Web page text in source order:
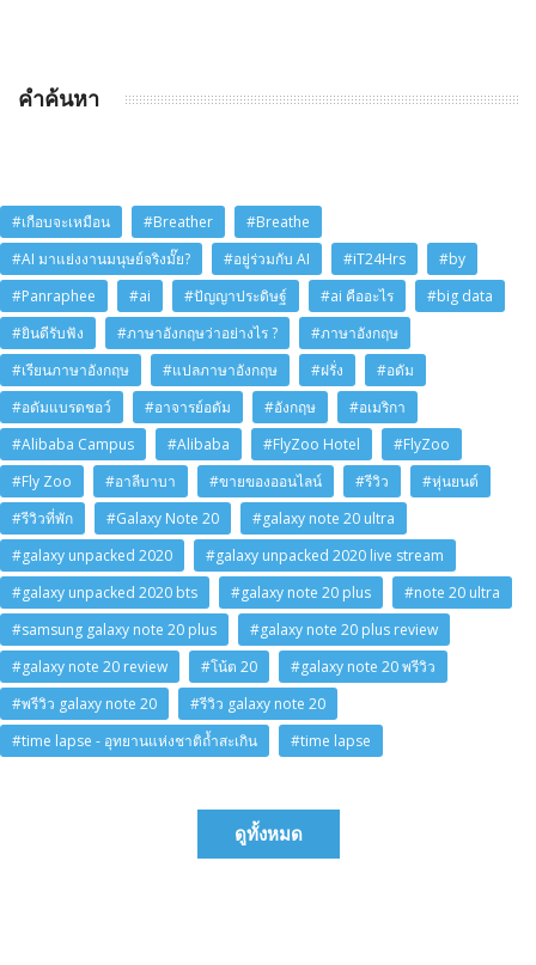
คำค้นหา
#เกือบจะเหมือน #Breather
#Breathe
#AI มาแย่งงานมนุษย์จริงมั๊ย?
#อยู่ร่วมกับ AI #iT24Hrs
#by
#Panraphee
#ai #ปัญญาประดิษฐ์ #ai คืออะไร
#big data
#ยินดีรับฟัง
#ภาษาอังกฤษว่าอย่างไร ?
#ภาษาอังกฤษ
#เรียนภาษาอังกฤษ
#แปลภาษาอังกฤษ #ฝรั่ง
#อดัม
#อดัมแบรดชอว์
#อาจารย์อดัม #อังกฤษ
#อเมริกา
#Alibaba Campus
#Alibaba #FlyZoo Hotel
#FlyZoo
#Fly Zoo
#อาลีบาบา #ขายของออนไลน์ #รีวิว
#หุ่นยนต์
#รีวิวที่พัก
#Galaxy Note 20
#galaxy note 20 ultra
#galaxy unpacked 2020
#galaxy unpacked 2020 live stream
#galaxy unpacked 2020 bts
#galaxy note 20 plus
#note 20 ultra
#samsung galaxy note 20 plus
#galaxy note 20 plus review
#galaxy note 20 review
#โน้ต 20
#galaxy note 20 พรีวิว
#พรีวิว galaxy note 20
#รีวิว galaxy note 20
#time lapse - อุทยานแห่งชาติถ้ำสะเกิน
#time lapse
ดูทั้งหมด